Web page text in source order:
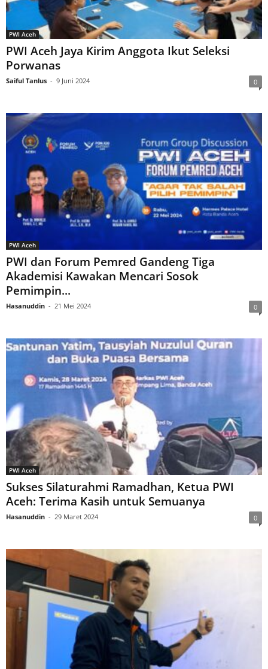
PWI Aceh
PWI Aceh Jaya Kirim Anggota Ikut Seleksi
Porwanas
Saiful Tanlus - 9 Juni 2024 0
PWI Aceh
PWI dan Forum Pemred Gandeng Tiga
Akademisi Kawakan Mencari Sosok
Pemimpin...
Hasanuddin - 21 Mei 2024 0
PWI Aceh
Sukses Silaturahmi Ramadhan, Ketua PWI
Aceh: Terima Kasih untuk Semuanya
Hasanuddin - 29 Maret 2024 0